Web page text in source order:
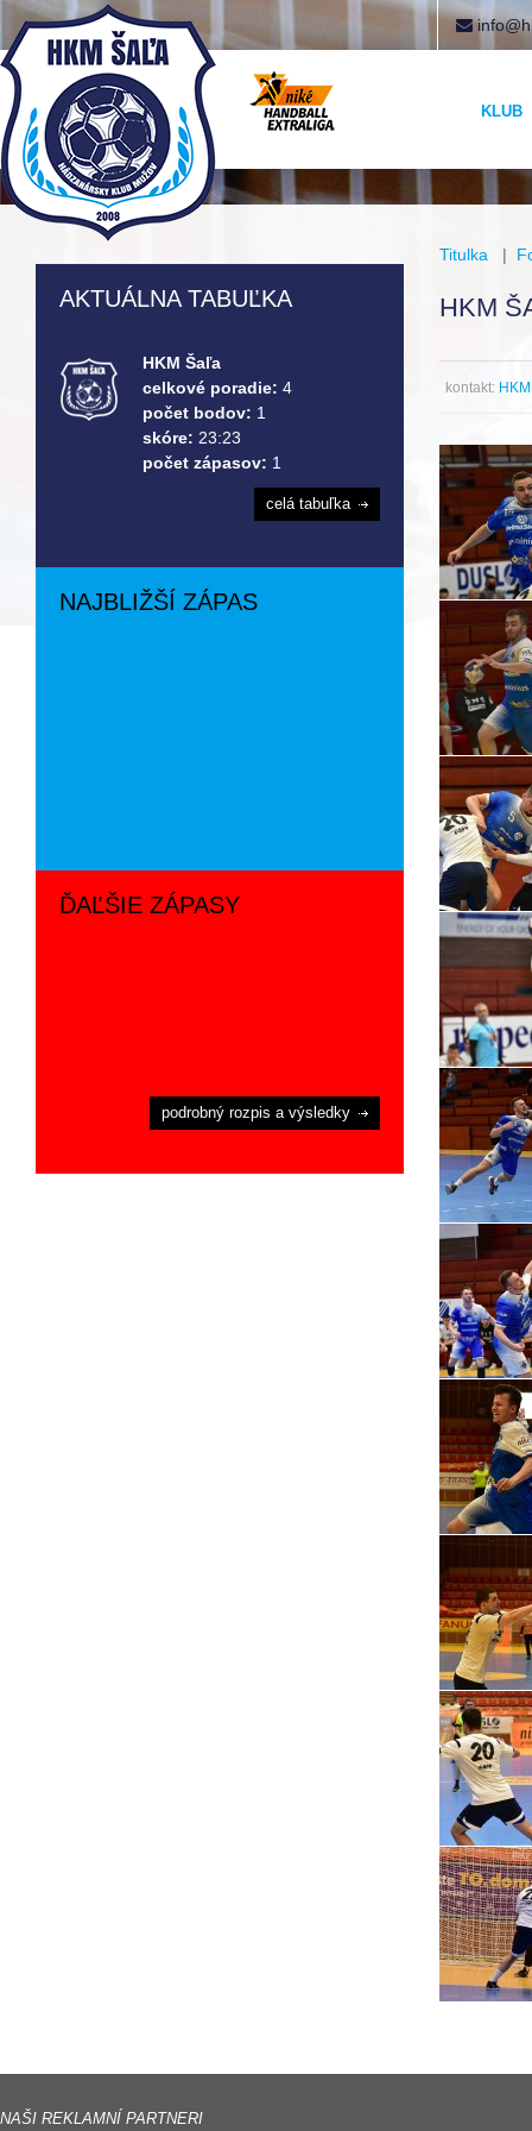
KLUB
Titulka |
HKM
kontakt:
AKTUÁLNA TABUĽKA
HKM Šaľa
celkové poradie: 4
počet bodov: 1
skóre: 23:23
počet zápasov: 1
celá tabuľka
NAJBLIŽŠÍ ZÁPAS
ĎAĽŠIE ZÁPASY
podrobný rozpis a výsledky
NAŠI REKLAMNÍ PARTNERI